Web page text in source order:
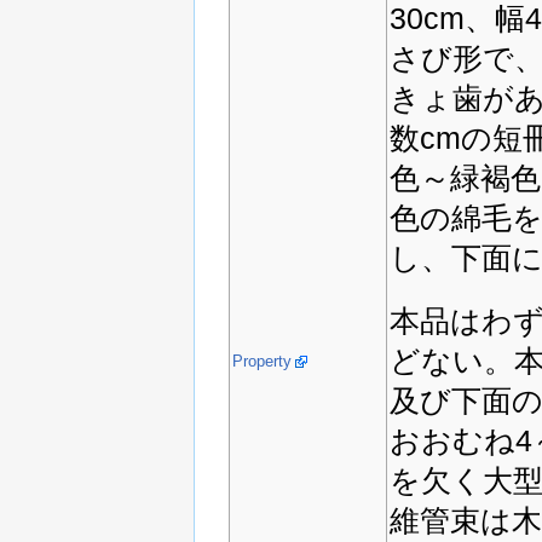
Property
30cm、幅
さび形で
きょ歯が
数cmの短
色～緑褐
色の綿毛
し、下面
本品はわ
どない。
及び下面
おおむね4
を欠く大
維管束は